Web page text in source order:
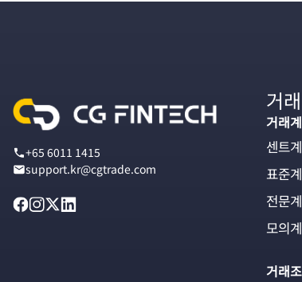
+65 6011 1415
support.kr@cgtrade.com
거래
거래
센트
표준
전문
모의
거래